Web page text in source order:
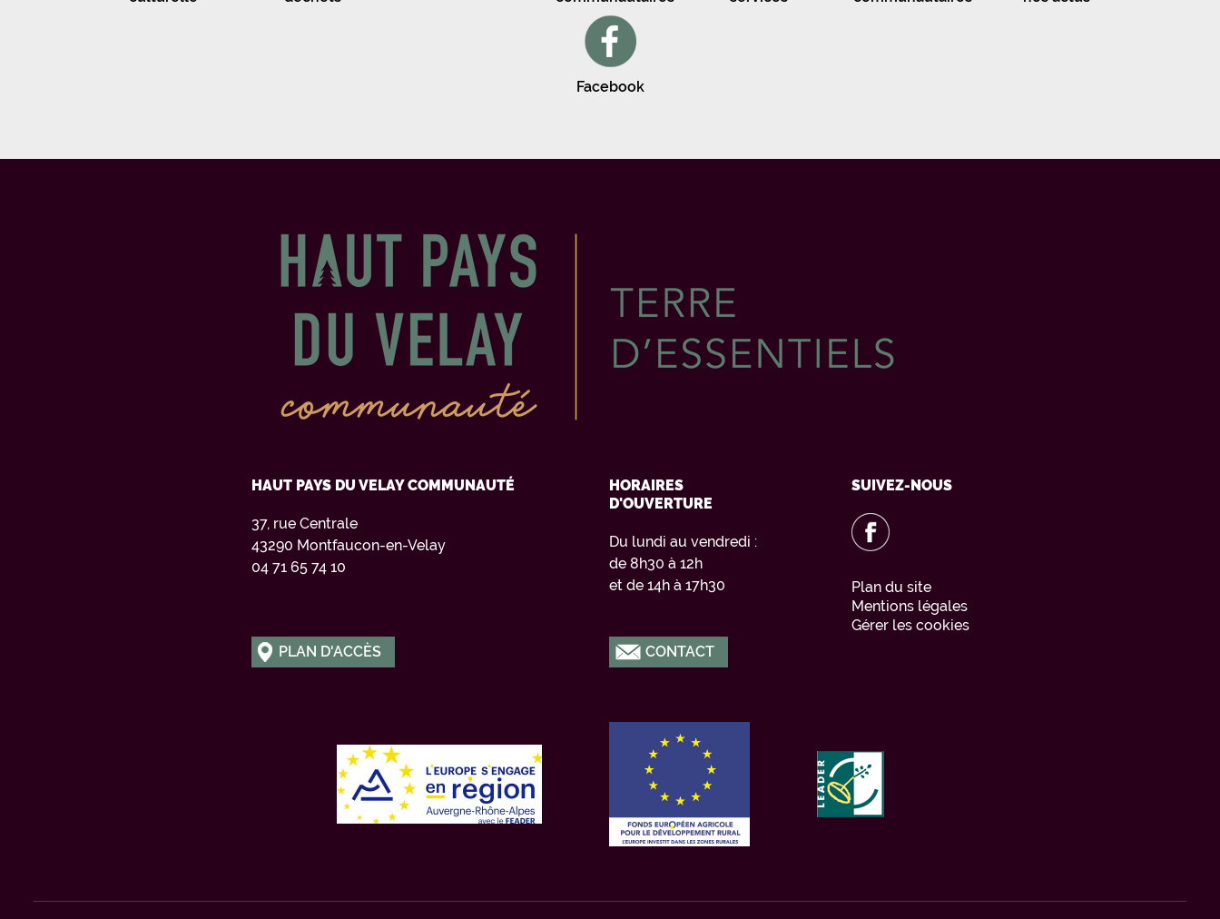
Facebook
HAUT PAYS DU VELAY COMMUNAUTÉ
37, rue Centrale
43290 Montfaucon-en-Velay
04 71 65 74 10
PLAN D'ACCÈS
HORAIRES
D'OUVERTURE
Du lundi au vendredi :
de 8h30 à 12h
et de 14h à 17h30
CONTACT
SUIVEZ-NOUS
Plan du site
Mentions légales
Gérer les cookies